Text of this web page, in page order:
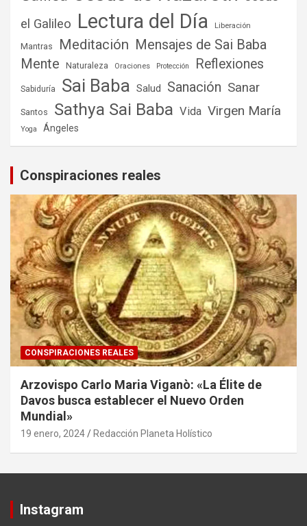
el Galileo Lectura del Día Liberación
Mantras Meditación Mensajes de Sai Baba
Mente
Naturaleza Oraciones Protección Reflexiones
Sabiduría Sai Baba Salud Sanación Sanar
Santos Sathya Sai Baba Vida Virgen María
Yoga Ángeles
Conspiraciones reales
CONSPIRACIONES REALES
Arzovispo Carlo Maria Viganò: «La Élite de
Davos busca establecer el Nuevo Orden
Mundial»
19 enero, 2024 Redacción Planeta Holístico
Instagram